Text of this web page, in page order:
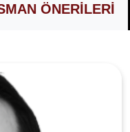
ÖNERILERI